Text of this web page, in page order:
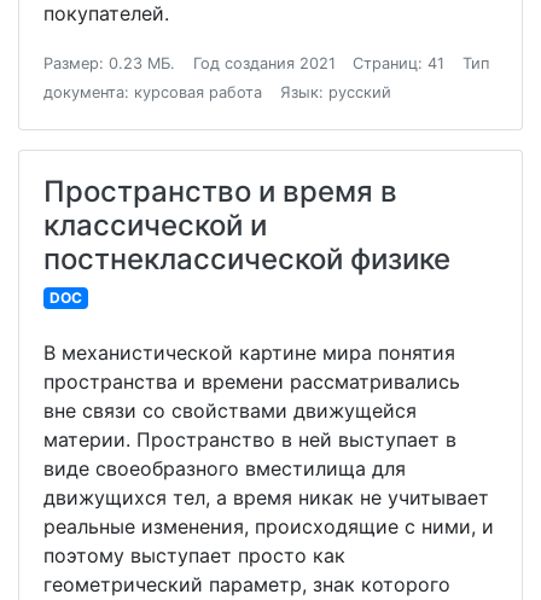
покупателей.
Размер: 0.23 МБ. Год создания 2021 Страниц: 41
Тип
документа: курсовая работа
Язык: русский
Пространство и время в
классической и
постнеклассической физике
DOC
В механистической картине мира понятия
пространства и времени рассматривались
вне связи со свойствами движущейся
материи. Пространство в ней выступает в
виде своеобразного вместилища для
движущихся тел, а время никак не учитывает
реальные изменения, происходящие с ними, и
поэтому выступает просто как
геометрический параметр, знак которого